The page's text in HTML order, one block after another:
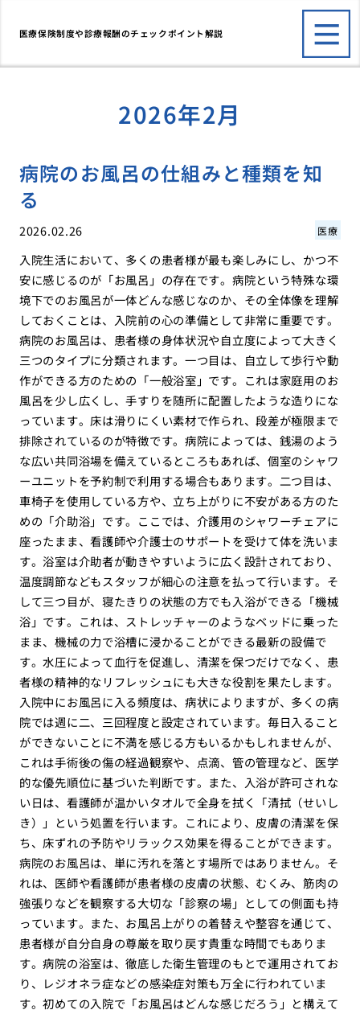
医療保険制度や診療報酬のチェックポイント解説
2026年2月
病院のお風呂の仕組みと種類を知
る
2026.02.26 医療
入院生活において、多くの患者様が最も楽しみにし、かつ不
安に感じるのが「お風呂」の存在です。病院という特殊な環
境下でのお風呂が一体どんな感じなのか、その全体像を理解
しておくことは、入院前の心の準備として非常に重要です。
病院のお風呂は、患者様の身体状況や自立度によって大きく
三つのタイプに分類されます。一つ目は、自立して歩行や動
作ができる方のための「一般浴室」です。これは家庭用のお
風呂を少し広くし、手すりを随所に配置したような造りにな
っています。床は滑りにくい素材で作られ、段差が極限まで
排除されているのが特徴です。病院によっては、銭湯のよう
な広い共同浴場を備えているところもあれば、個室のシャワ
ーユニットを予約制で利用する場合もあります。二つ目は、
車椅子を使用している方や、立ち上がりに不安がある方のた
めの「介助浴」です。ここでは、介護用のシャワーチェアに
座ったまま、看護師や介護士のサポートを受けて体を洗いま
す。浴室は介助者が動きやすいように広く設計されており、
温度調節などもスタッフが細心の注意を払って行います。そ
して三つ目が、寝たきりの状態の方でも入浴ができる「機械
浴」です。これは、ストレッチャーのようなベッドに乗った
まま、機械の力で浴槽に浸かることができる最新の設備で
す。水圧によって血行を促進し、清潔を保つだけでなく、患
者様の精神的なリフレッシュにも大きな役割を果たします。
入院中にお風呂に入る頻度は、病状によりますが、多くの病
院では週に二、三回程度と設定されています。毎日入ること
ができないことに不満を感じる方もいるかもしれませんが、
これは手術後の傷の経過観察や、点滴、管の管理など、医学
的な優先順位に基づいた判断です。また、入浴が許可されな
い日は、看護師が温かいタオルで全身を拭く「清拭（せいし
き）」という処置を行います。これにより、皮膚の清潔を保
ち、床ずれの予防やリラックス効果を得ることができます。
病院のお風呂は、単に汚れを落とす場所ではありません。そ
れは、医師や看護師が患者様の皮膚の状態、むくみ、筋肉の
強張りなどを観察する大切な「診察の場」としての側面も持
っています。また、お風呂上がりの着替えや整容を通じて、
患者様が自分自身の尊厳を取り戻す貴重な時間でもありま
す。病院の浴室は、徹底した衛生管理のもとで運用されてお
り、レジオネラ症などの感染症対策も万全に行われていま
す。初めての入院で「お風呂はどんな感じだろう」と構えて